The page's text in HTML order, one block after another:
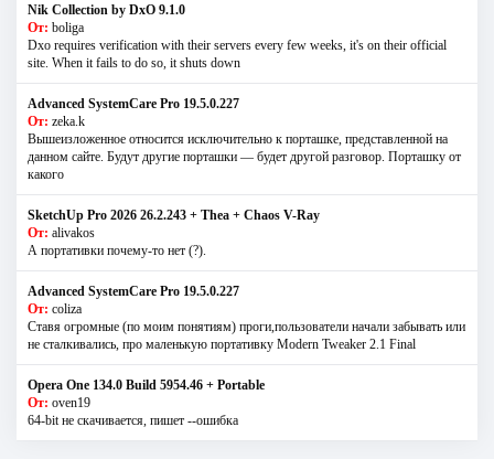
Nik Collection by DxO 9.1.0
От: boliga
Dxo requires verification with their servers every few weeks, it's on their official
site. When it fails to do so, it shuts down
Advanced SystemCare Pro 19.5.0.227
От: zeka.k
Вышеизложенное относится исключительно к порташке, представленной на
данном сайте. Будут другие порташки — будет другой разговор. Порташку от
какого
SketchUp Pro 2026 26.2.243 + Thea + Chaos V-Ray
От: alivakos
А портативки почему-то нет (?).
Advanced SystemCare Pro 19.5.0.227
От: coliza
Ставя огромные (по моим понятиям) проги,пользователи начали забывать или
не сталкивались, про маленькую портативку Modern Tweaker 2.1 Final
Opera One 134.0 Build 5954.46 + Portable
От: oven19
64-bit не скачивается, пишет --ошибка